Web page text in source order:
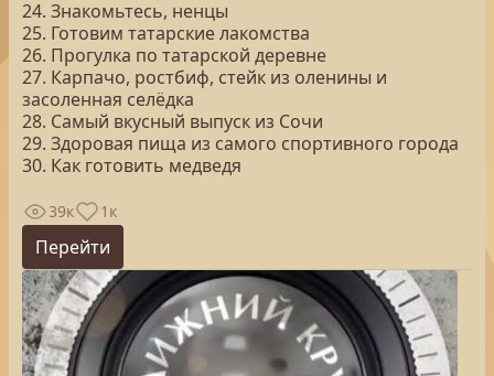
24. Знакомьтесь, ненцы
25. Готовим татарские лакомства
26. Прогулка по татарской деревне
27. Карпачо, ростбиф, стейк из оленины и
засоленная селёдка
28. Самый вкусный выпуск из Сочи
29. Здоровая пища из самого спортивного города
30. Как готовить медведя
39к 1к
Перейти